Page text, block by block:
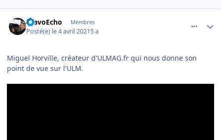
BravoEcho Membres
Posté(e) le 4 avril 20215 a
Miguel Horville, créateur d'ULMAG.fr qui nous donne son
point de vue sur l'ULM.